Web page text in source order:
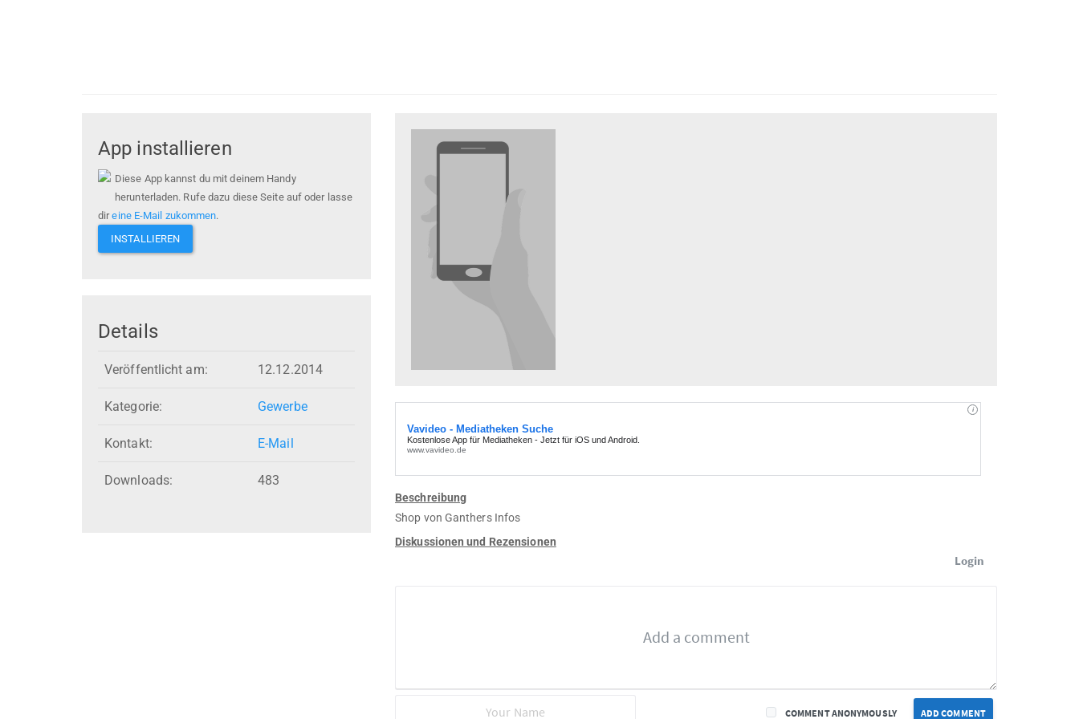
App installieren
Diese App kannst du mit deinem Handy
herunterladen. Rufe dazu diese Seite auf oder lasse
direine E-Mail zukommen.
INSTALLIEREN
Details
Veröffentlicht am: 12.12.2014
Kategorie: Gewerbe
Kontakt: E-Mail
Downloads: 483
Beschreibung
Shop von Ganthers Infos
Diskussionen und Rezensionen
Login
ADD COMMENT
COMMENT ANONYMOUSLY